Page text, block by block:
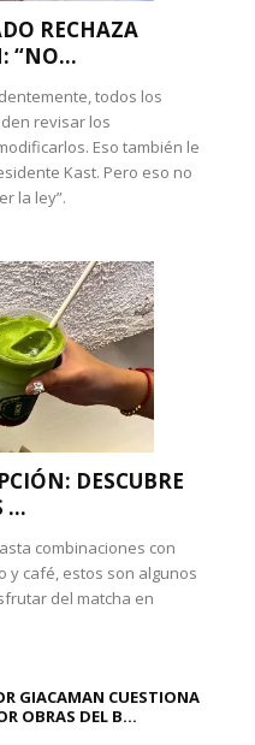
RECHAZA
“NO...
todos los
revisar los
Eso también le
Kast. Pero eso no
la ley”.
DESCUBRE
...
combinaciones con
y café, estos son algunos
del matcha en
GIACAMAN CUESTIONA
OBRAS DEL B...